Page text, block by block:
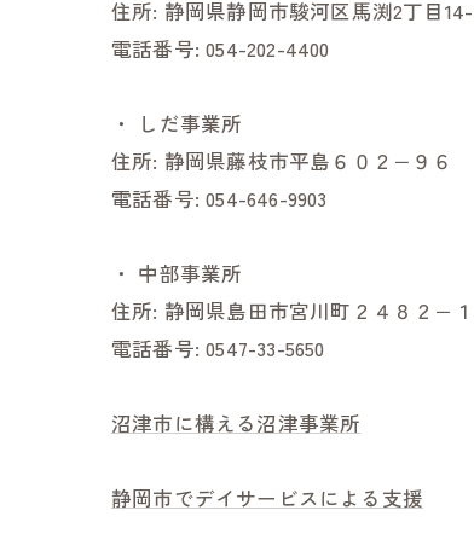
住所: 静岡県静岡市駿河区馬渕2丁目
電話番号:054-202-4400
・
しだ事業所
住所: 静岡県藤枝市平島６０２−９６
電話番号:054-646-9903
・ 中部事業所
住所: 静岡県島田市宮川町２４８２−１
電話番号:0547-33-5650
沼津市に構える沼津事業所
静岡市でデイサービスによる支援